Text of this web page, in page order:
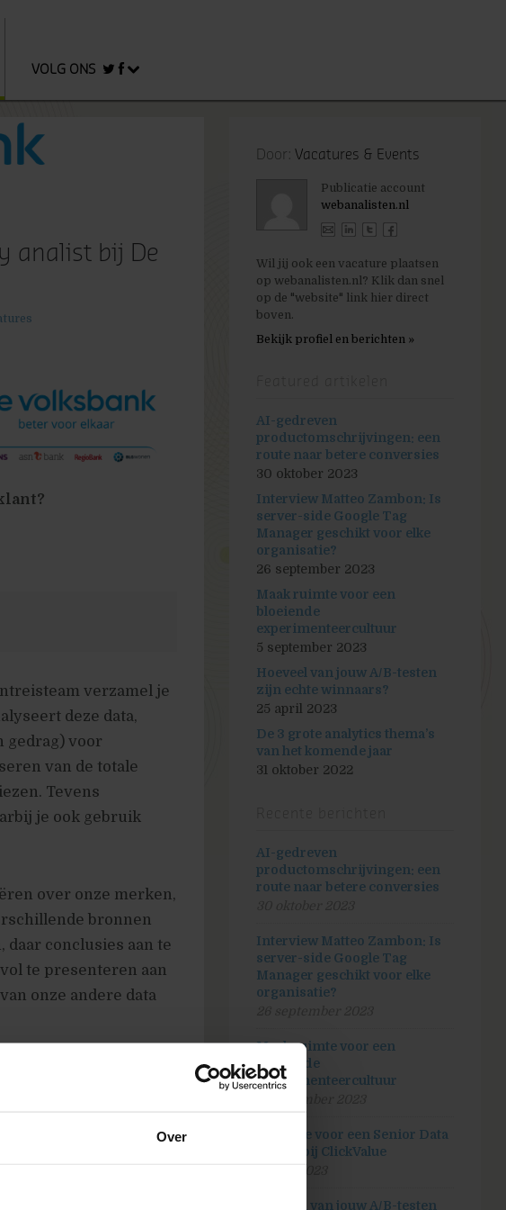
Over
VOLG ONS
analist bij De
verzamel je
deze data,
gedrag) voor
van de totale
Tevens
je ook gebruik
over onze merken,
bronnen
daar conclusies aan te
te presenteren aan
onze andere data
Door: Vacatures & Events
Publicatie account
webanalisten.nl
Wil jij ook een vacature plaatsen
op webanalisten.nl? Klik dan snel
op de "website" link hier direct
boven.
Bekijk profiel en berichten »
AI-gedreven
productomschrijvingen: een
route naar betere conversies
30 oktober 2023
Interview Matteo Zambon: Is
server-side Google Tag
Manager geschikt voor elke
organisatie?
26 september 2023
Maak ruimte voor een
bloeiende
experimenteercultuur
5 september 2023
Hoeveel van jouw A/B-testen
zijn echte winnaars?
25 april 2023
De 3 grote analytics thema’s
van het komende jaar
31 oktober 2022
AI-gedreven
productomschrijvingen: een
route naar betere conversies
Interview Matteo Zambon: Is
server-side Google Tag
Manager geschikt voor elke
organisatie?
Maak ruimte voor een
bloeiende
experimenteercultuur
Vacature voor een Senior Data
analist bij ClickValue
Hoeveel van jouw A/B-testen